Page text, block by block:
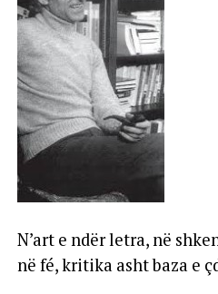
N’art e ndër letra, në
në fé, kritika asht baza e